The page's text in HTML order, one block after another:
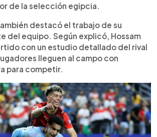
de la selección egipcia.
destacó el trabajo de su
del equipo. Según explicó, Hossam
con un estudio detallado del rival
lleguen al campo con
para competir.